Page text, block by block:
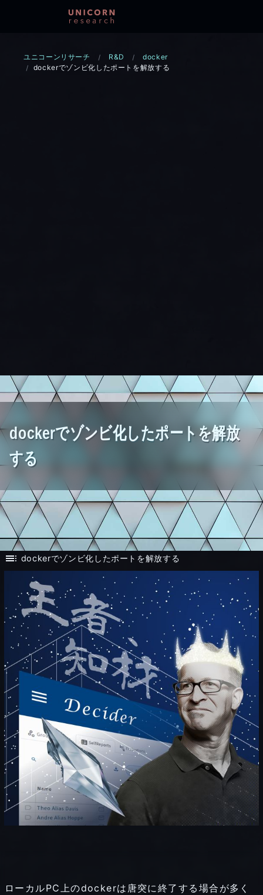
ユニコーンリサーチ R&D
docker
dockerでゾンビ化したポートを解放する
dockerでゾンビ化したポートを解放
する
toc dockerでゾンビ化したポートを解放する
ローカルPC上のdockerは唐突に終了する場合が多く